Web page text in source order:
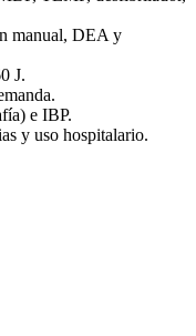
manual, DEA y
J.
e IBP.
y uso hospitalario.